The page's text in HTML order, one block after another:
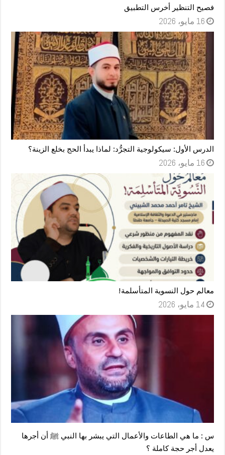
فصيح التنظير أخرس التطبيق
16 مايو، 2026
الدرس الأول: سيكولوجية التجرُّد: لماذا يبدأ الحج بخلع الزينة؟
16 مايو، 2026
معالم حول النسوية المتأسلمة!
14 مايو، 2026
س : ما هي الطاعات والأعمال التي يبشر بها النبي ﷺ أن أجرها
يعدل أجر حجة كاملة ؟